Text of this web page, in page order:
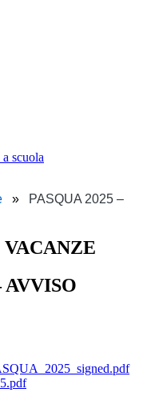
a scuola
PASQUA 2025 –
VACANZE
AVVISO